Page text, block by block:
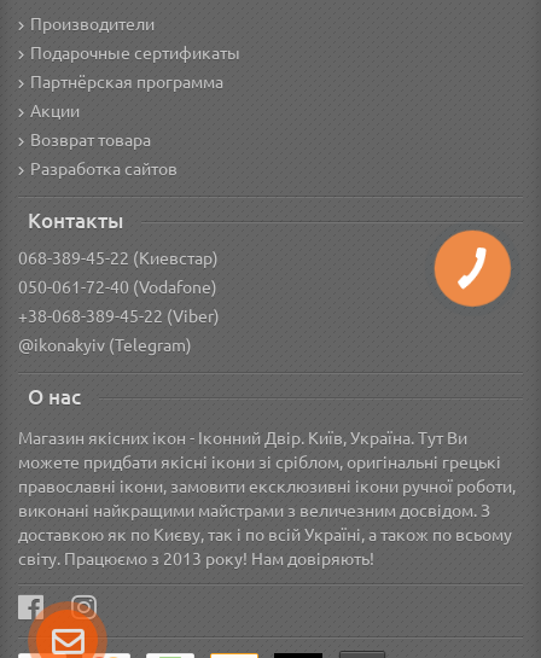
Производители
Подарочные сертификаты
Партнёрская программа
Акции
Возврат товара
Разработка сайтов
Контакты
068-389-45-22 (Киевстар)
050-061-72-40 (Vodafone)
+38-068-389-45-22 (Viber)
@ikonakyiv (Telegram)
О нас
Магазин якісних ікон - Іконний Двір. Київ, Україна. Тут Ви
можете придбати якісні ікони зі сріблом, оригінальні грецькі
православні ікони, замовити ексклюзивні ікони ручної роботи,
виконані найкращими майстрами з величезним досвідом. З
доставкою як по Києву, так і по всій Україні, а також по всьому
світу. Працюємо з 2013 року! Нам довіряють!